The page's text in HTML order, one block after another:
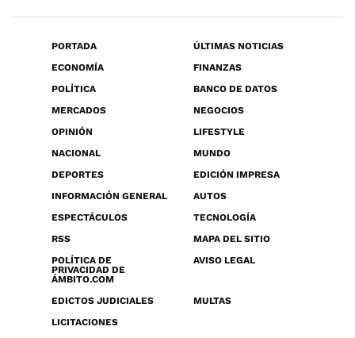
PORTADA
ÚLTIMAS NOTICIAS
ECONOMÍA
FINANZAS
POLÍTICA
BANCO DE DATOS
MERCADOS
NEGOCIOS
OPINIÓN
LIFESTYLE
NACIONAL
MUNDO
DEPORTES
EDICIÓN IMPRESA
INFORMACIÓN GENERAL
AUTOS
ESPECTÁCULOS
TECNOLOGÍA
RSS
MAPA DEL SITIO
POLÍTICA DE
PRIVACIDAD DE
ÁMBITO.COM
AVISO LEGAL
EDICTOS JUDICIALES
MULTAS
LICITACIONES